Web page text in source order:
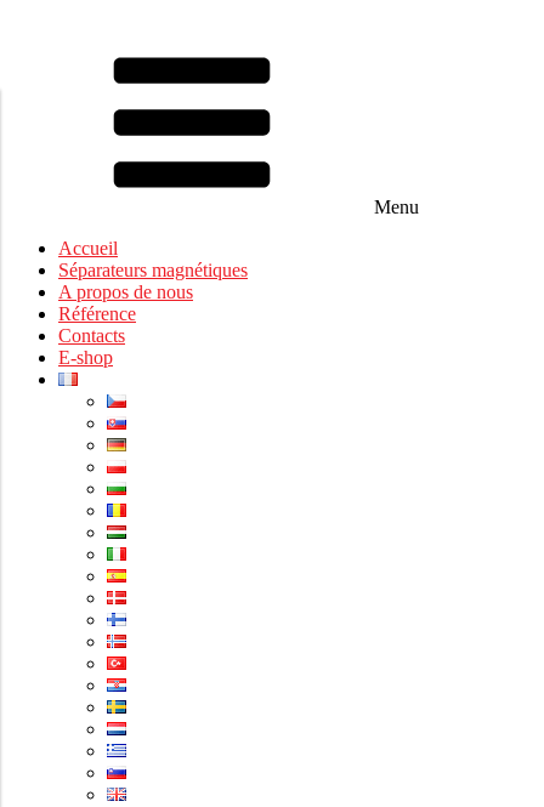
Menu
Accueil
Séparateurs magnétiques
A propos de nous
Référence
Contacts
E-shop